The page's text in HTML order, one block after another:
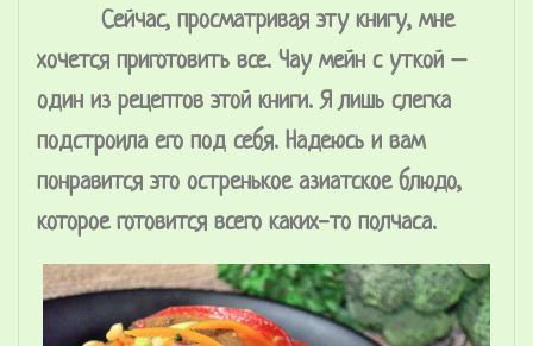
Сейчас, просматривая эту книгу, мне
хочется приготовить все. Чау мейн с уткой –
один из рецептов этой книги. Я лишь слегка
подстроила его под себя. Надеюсь и вам
понравится это остренькое азиатское блюдо,
которое готовится всего каких-то полчаса.